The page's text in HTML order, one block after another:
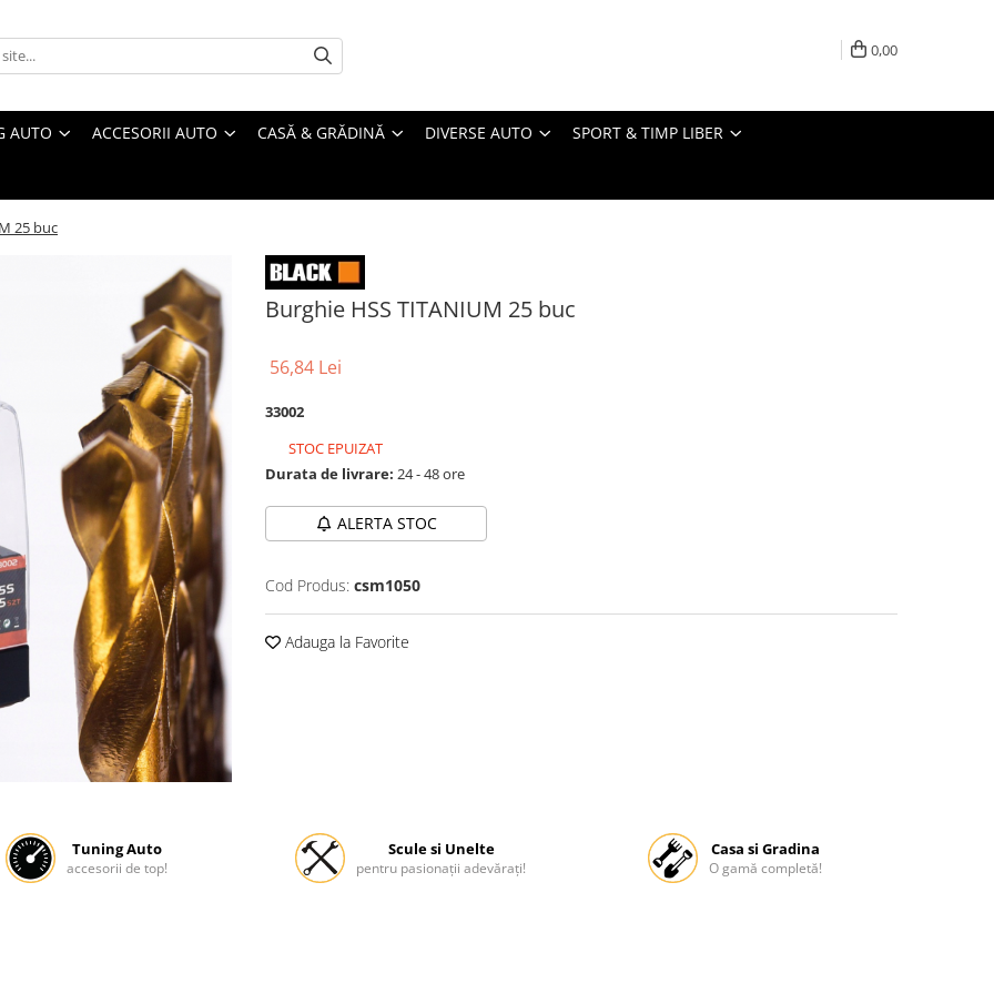
0,00
AUTO ACCESORII AUTO CASĂ & GRĂDINĂ DIVERSE AUTO SPORT & TIMP LIBER
25 buc
Burghie HSS TITANIUM 25 buc
56,84 Lei
33002
STOC EPUIZAT
Durata de livrare: 24 - 48 ore
ALERTA STOC
Cod Produs: csm1050
Adauga la Favorite
Tuning Auto
accesorii de top!
Scule si Unelte
pentru pasionații adevărați!
Casa si Gradina
O gamă completă!